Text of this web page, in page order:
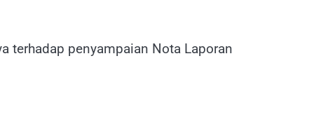
terhadap penyampaian Nota Laporan